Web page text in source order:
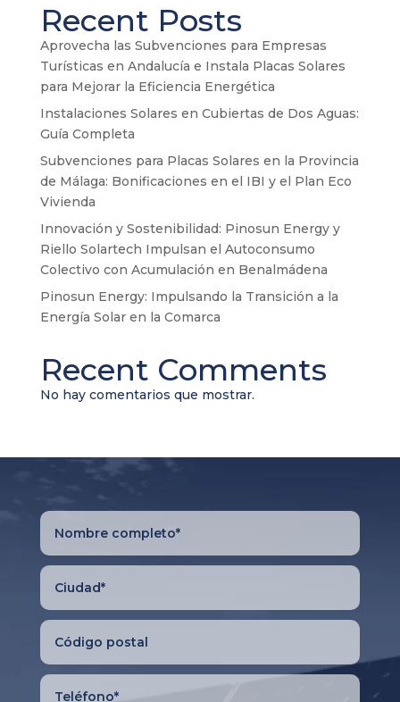
Recent Posts
Aprovecha las Subvenciones para Empresas
Turísticas en Andalucía e Instala Placas Solares
para Mejorar la Eficiencia Energética
Instalaciones Solares en Cubiertas de Dos Aguas:
Guía Completa
Subvenciones para Placas Solares en la Provincia
de Málaga: Bonificaciones en el IBI y el Plan Eco
Vivienda
Innovación y Sostenibilidad: Pinosun Energy y
Riello Solartech Impulsan el Autoconsumo
Colectivo con Acumulación en Benalmádena
Pinosun Energy: Impulsando la Transición a la
Energía Solar en la Comarca
Recent Comments
No hay comentarios que mostrar.